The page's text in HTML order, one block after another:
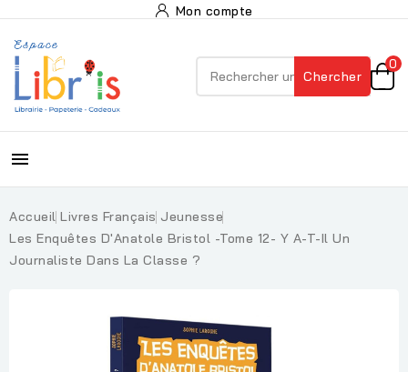
Mon compte
Chercher
0

Accueil Livres Français Jeunesse
Les Enquêtes D'Anatole Bristol -Tome 12- Y A-T-Il Un
Journaliste Dans La Classe ?